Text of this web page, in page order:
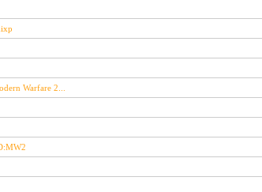
Warfare 2...